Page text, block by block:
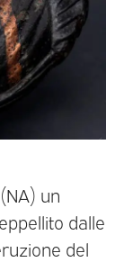
un
dalle
del